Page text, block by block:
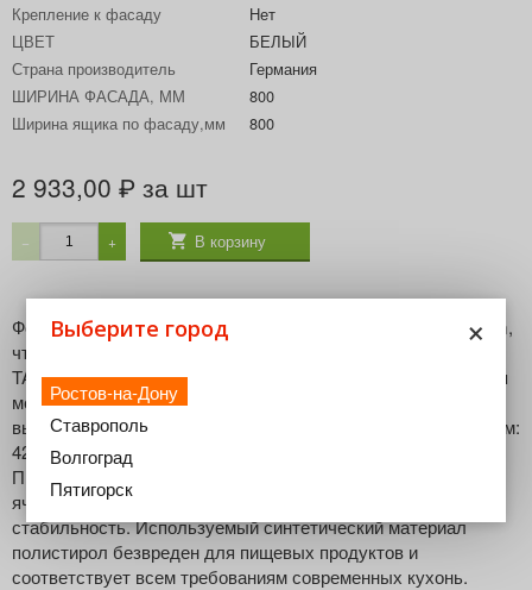
Крепление к фасаду
Нет
ЦВЕТ
БЕЛЫЙ
Страна производитель
Германия
ШИРИНА ФАСАДА, ММ
800
Ширина ящика по фасаду,мм
800
2 933,00 ₽ за шт
− + В корзину
Форма вставок разработана специально под боковины Blum,
что позволяет размещать их в стандартный ящик
TANDEMBOX четко, без зазоров. Дополнительная экономия
места повышает возможности организации в стандартном
выдвижном ящике. Ширина лотка, мм: 370 Глубина лотка, мм:
424 Высота лотка, мм: 50 Цвет лотка: Белый глянец
Производство: Германия Сглаженные углы в отдельных
ячейках обеспечивают простоту чистки и высокую
стабильность. Используемый синтетический материал
полистирол безвреден для пищевых продуктов и
соответствует всем требованиям современных кухонь.
×
Выберите город
Ростов-на-Дону
Ставрополь
Волгоград
Пятигорск